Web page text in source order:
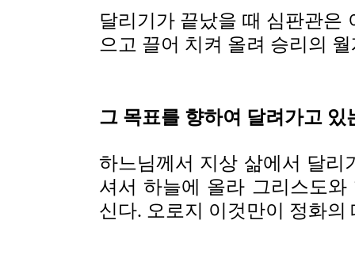
달리기가 끝났을 때 심판관은
으고 끌어 치켜 올려 승리의
그 목표를 향하여 달려가고 있
하느님께서 지상 삶에서 달리
셔서 하늘에 올라 그리스도
신다. 오로지 이것만이 정화